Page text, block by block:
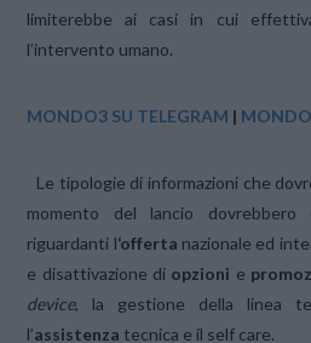
limiterebbe ai casi in cui
l’intervento umano.
MONDO3 SU TELEGRAM |
Le tipologie di informazioni che
momento del lancio
riguardanti l‘offerta nazionale ed
e disattivazione di opzioni e
device, la gestione della linea
l’assistenza tecnica e il self care.